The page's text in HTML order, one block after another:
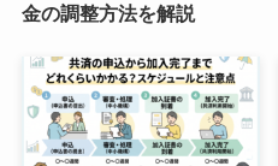
金の調整方法を解説